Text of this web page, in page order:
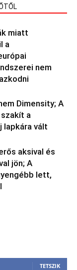
miatt
a
nem
Dimensity; A
szakít a
lapkára vált
aksival és
jön; A
lett,
TETSZIK